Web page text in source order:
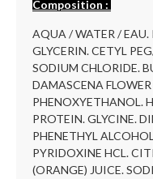
Composition :
AQUA / WATER /
GLYCERIN. CETYL
SODIUM CHLORIDE.
DAMASCENA
PHENOXYETHANOL.
PROTEIN. GLYCINE.
PHENETHYL
PYRIDOXINE HCL.
(ORANGE) JUICE.